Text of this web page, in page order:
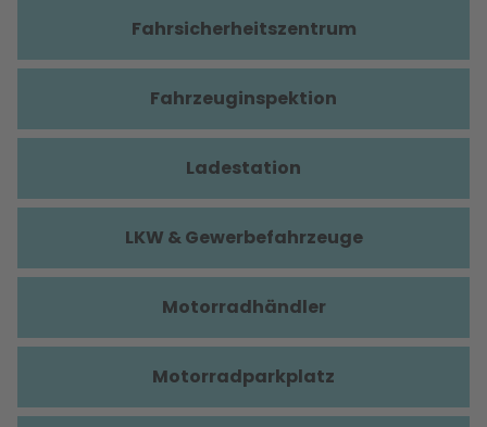
Fahrsicherheitszentrum
Fahrzeuginspektion
Ladestation
LKW & Gewerbefahrzeuge
Motorradhändler
Motorradparkplatz